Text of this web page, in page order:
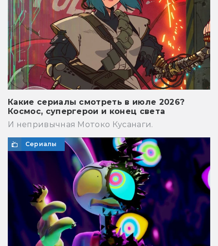
Какие сериалы смотреть в июле 2026?
Космос, супергерои и конец света
И непривычная Мотоко Кусанаги.
Сериалы